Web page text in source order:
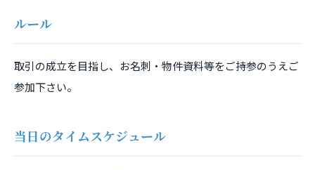
ルール
取引の成立を目指し、お名刺・物件資料等をご持参のうえご
参加下さい。
当日のタイムスケジュール